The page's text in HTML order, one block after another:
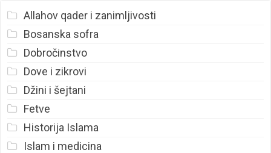
Allahov qader i zanimljivosti
Bosanska sofra
Dobročinstvo
Dove i zikrovi
Džini i šejtani
Fetve
Historija Islama
Islam i medicina